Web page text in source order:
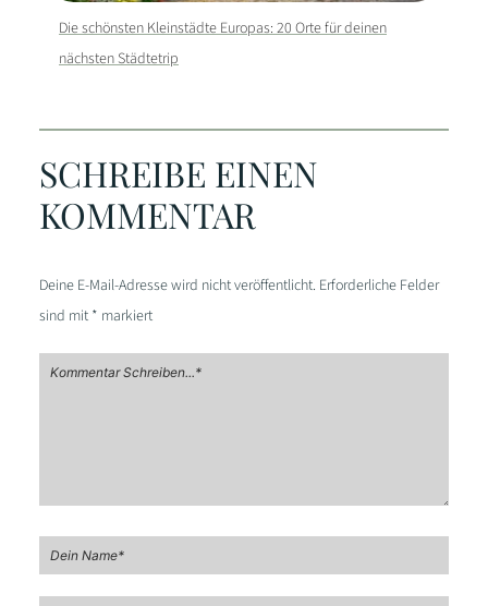
Die schönsten Kleinstädte Europas: 20 Orte für deinen
nächsten Städtetrip
SCHREIBE EINEN
KOMMENTAR
Deine E-Mail-Adresse wird nicht veröffentlicht. Erforderliche Felder
sind mit * markiert